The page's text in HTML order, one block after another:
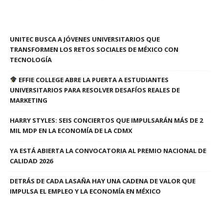
UNITEC BUSCA A JÓVENES UNIVERSITARIOS QUE
TRANSFORMEN LOS RETOS SOCIALES DE MÉXICO CON
TECNOLOGÍA
EFFIE COLLEGE ABRE LA PUERTA A ESTUDIANTES
UNIVERSITARIOS PARA RESOLVER DESAFÍOS REALES DE
MARKETING
HARRY STYLES: SEIS CONCIERTOS QUE IMPULSARÁN MÁS DE 2
MIL MDP EN LA ECONOMÍA DE LA CDMX
YA ESTÁ ABIERTA LA CONVOCATORIA AL PREMIO NACIONAL DE
CALIDAD 2026
DETRÁS DE CADA LASAÑA HAY UNA CADENA DE VALOR QUE
IMPULSA EL EMPLEO Y LA ECONOMÍA EN MÉXICO